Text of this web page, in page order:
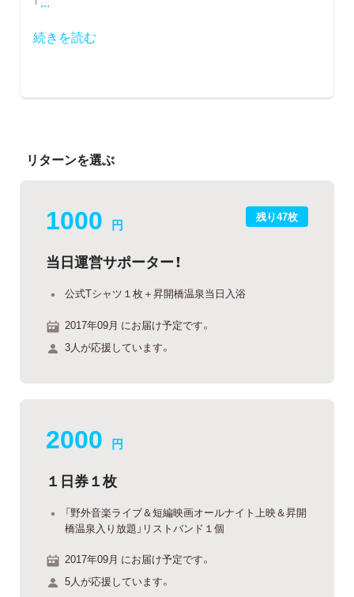
続きを読む
リターンを選ぶ
残り47枚
1000 円
当日運営サポーター！
公式Tシャツ１枚＋昇開橋温泉当日入浴
2017年09月 にお届け予定です。
3人が応援しています。
2000 円
１日券１枚
「野外音楽ライブ＆短編映画オールナイト上映＆昇開
橋温泉入り放題」リストバンド１個
2017年09月 にお届け予定です。
5人が応援しています。